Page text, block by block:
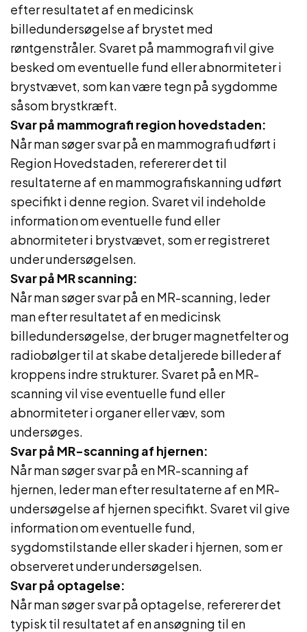
efter resultatet af en medicinsk
billedundersøgelse af brystet med
røntgenstråler. Svaret på mammografi vil give
besked om eventuelle fund eller abnormiteter i
brystvævet, som kan være tegn på sygdomme
såsom brystkræft.
Svar på mammografi region hovedstaden:
Når man søger svar på en mammografi udført i
Region Hovedstaden, refererer det til
resultaterne af en mammografiskanning udført
specifikt i denne region. Svaret vil indeholde
information om eventuelle fund eller
abnormiteter i brystvævet, som er registreret
under undersøgelsen.
Svar på MR scanning:
Når man søger svar på en MR-scanning, leder
man efter resultatet af en medicinsk
billedundersøgelse, der bruger magnetfelter og
radiobølger til at skabe detaljerede billeder af
kroppens indre strukturer. Svaret på en MR-
scanning vil vise eventuelle fund eller
abnormiteter i organer eller væv, som
undersøges.
Svar på MR-scanning af hjernen:
Når man søger svar på en MR-scanning af
hjernen, leder man efter resultaterne af en MR-
undersøgelse af hjernen specifikt. Svaret vil give
information om eventuelle fund,
sygdomstilstande eller skader i hjernen, som er
observeret under undersøgelsen.
Svar på optagelse:
Når man søger svar på optagelse, refererer det
typisk til resultatet af en ansøgning til en